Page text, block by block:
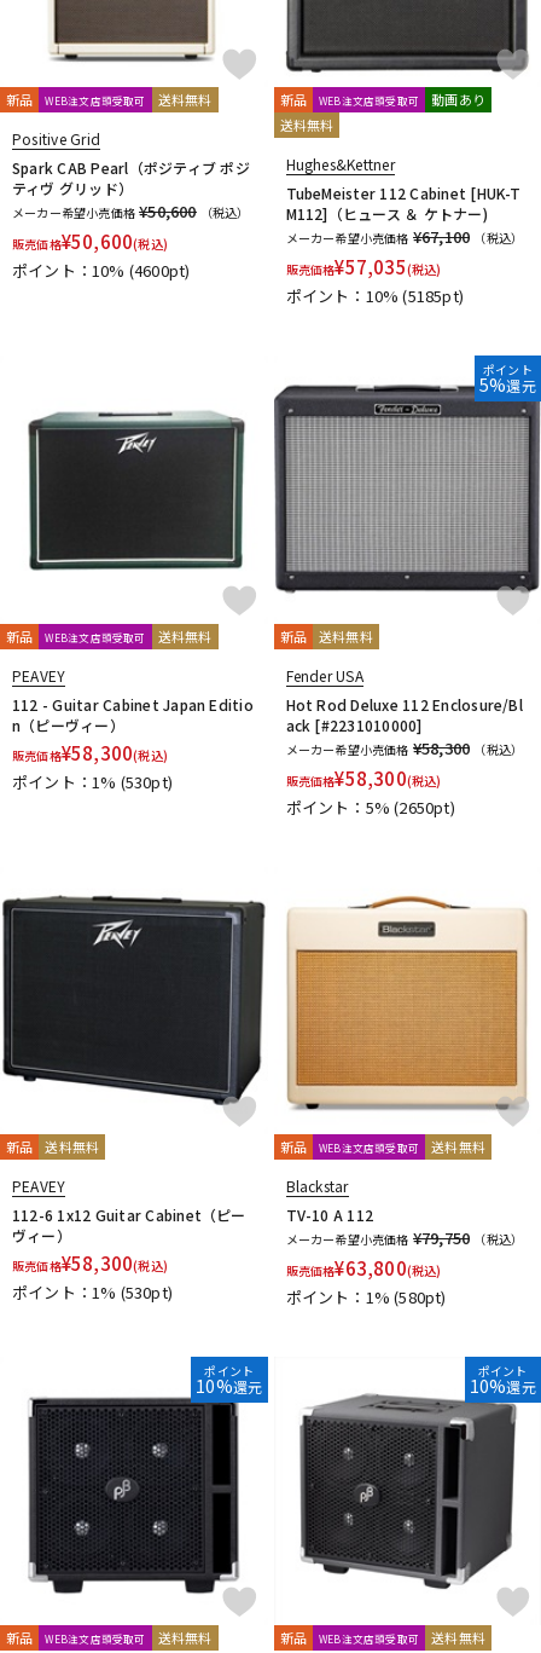
新品 WEB注文店頭受取可 送料無料
Positive Grid
Spark CAB Pearl（ポジティブ ポジ
ティヴ グリッド）
メーカー希望小売価格 ¥50,600
（税込）
販売価格¥50,600(税込)
ポイント：10% (4600pt)
新品 WEB注文店頭受取可
動画あり
送料無料
Hughes&Kettner
TubeMeister 112 Cabinet [HUK-T
M112]（ヒュース ＆ ケトナー)
メーカー希望小売価格 ¥67,100
（税込）
販売価格¥57,035(税込)
ポイント：10%(5185pt)
新品 WEB注文店頭受取可 送料無料
PEAVEY
112 - Guitar Cabinet Japan Editio
n（ピーヴィー）
販売価格¥58,300(税込)
ポイント：1% (530pt)
ポイント
5%還元
新品 送料無料
Fender USA
Hot Rod Deluxe 112 Enclosure/Bl
ack [#2231010000]
メーカー希望小売価格 ¥58,300
（税込）
販売価格¥58,300(税込)
ポイント：5%(2650pt)
新品 送料無料
PEAVEY
112-6 1x12 Guitar Cabinet（ピー
ヴィー）
販売価格¥58,300(税込)
ポイント：1% (530pt)
新品 WEB注文店頭受取可 送料無料
Blackstar
TV-10 A 112
メーカー希望小売価格 ¥79,750
（税込）
販売価格¥63,800(税込)
ポイント：1%(580pt)
ポイント
10%還元
新品 WEB注文店頭受取可 送料無料
ポイント
10%還元
新品 WEB注文店頭受取可 送料無料